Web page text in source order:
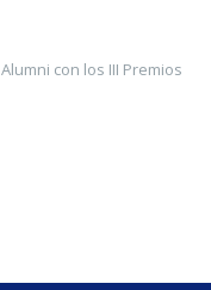
con los III Premios